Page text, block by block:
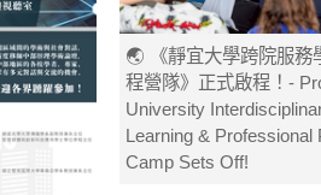
🌏 《靜宜大學跨院服務
程營隊》正式啟程！-
University
Learning & Professional
Camp Sets Off!